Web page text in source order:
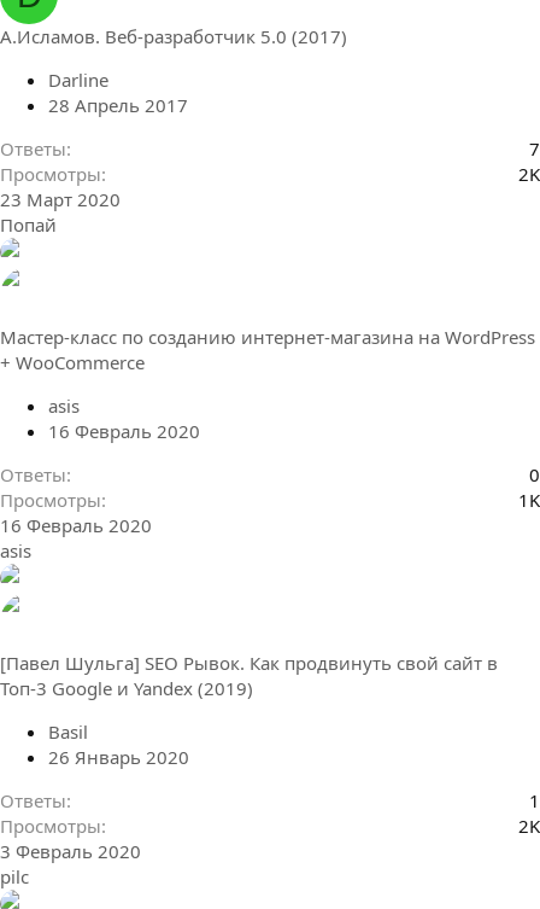
A.Исламов. Веб-разработчик 5.0 (2017)
Darline
28 Апрель 2017
Ответы
7
Просмотры
2K
23 Март 2020
Попай
Мастер-класс по созданию интернет-магазина на WordPress
+ WooCommerce
asis
16 Февраль 2020
Ответы
0
Просмотры
1K
16 Февраль 2020
asis
[Пaвел Шyльга] SEO Рывок. Как продвинуть свой сайт в
Топ-3 Google и Yandex (2019)
Basil
26 Январь 2020
Ответы
1
Просмотры
2K
3 Февраль 2020
pilc